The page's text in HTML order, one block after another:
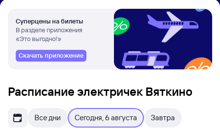
Суперцены на билеты
В разделе приложения
«Это выгодно!»
Скачать приложение
Расписание электричек Вяткино
Все дни Сегодня, 6 августа Завтра